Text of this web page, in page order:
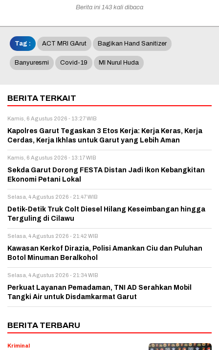
Berita ini 143 kali dibaca
Tag : ACT MRI GArut Bagikan Hand Sanitizer
Banyuresmi Covid-19 MI Nurul Huda
BERITA TERKAIT
Kamis, 6 Agustus 2026 - 13:27 WIB
Kapolres Garut Tegaskan 3 Etos Kerja: Kerja Keras, Kerja
Cerdas, Kerja Ikhlas untuk Garut yang Lebih Aman
Kamis, 6 Agustus 2026 - 13:17 WIB
Sekda Garut Dorong FESTA Distan Jadi Ikon Kebangkitan
Ekonomi Petani Lokal
Selasa, 4 Agustus 2026 - 21:47 WIB
Detik-Detik Truk Colt Diesel Hilang Keseimbangan hingga
Terguling di Cilawu
Selasa, 4 Agustus 2026 - 21:42 WIB
Kawasan Kerkof Dirazia, Polisi Amankan Ciu dan Puluhan
Botol Minuman Beralkohol
Selasa, 4 Agustus 2026 - 21:34 WIB
Perkuat Layanan Pemadaman, TNI AD Serahkan Mobil
Tangki Air untuk Disdamkarmat Garut
BERITA TERBARU
Kriminal